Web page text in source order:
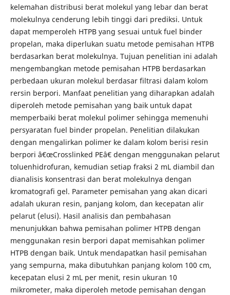
kelemahan distribusi berat molekul yang lebar dan berat
molekulnya cenderung lebih tinggi dari prediksi. Untuk
dapat memperoleh HTPB yang sesuai untuk fuel binder
propelan, maka diperlukan suatu metode pemisahan HTPB
berdasarkan berat molekulnya. Tujuan penelitian ini adalah
mengembangkan metode pemisahan HTPB berdasarkan
perbedaan ukuran molekul berdasar filtrasi dalam kolom
rersin berpori. Manfaat penelitian yang diharapkan adalah
diperoleh metode pemisahan yang baik untuk dapat
memperbaiki berat molekul polimer sehingga memenuhi
persyaratan fuel binder propelan. Penelitian dilakukan
dengan mengalirkan polimer ke dalam kolom berisi resin
berpori â€œCrosslinked PEâ€ dengan menggunakan pelarut
toluenhidrofuran, kemudian setiap fraksi 2 mL diambil dan
dianalisis konsentrasi dan berat molekulnya dengan
kromatografi gel. Parameter pemisahan yang akan dicari
adalah ukuran resin, panjang kolom, dan kecepatan alir
pelarut (elusi). Hasil analisis dan pembahasan
menunjukkan bahwa pemisahan polimer HTPB dengan
menggunakan resin berpori dapat memisahkan polimer
HTPB dengan baik. Untuk mendapatkan hasil pemisahan
yang sempurna, maka dibutuhkan panjang kolom 100 cm,
kecepatan elusi 2 mL per menit, resin ukuran 10
mikrometer, maka diperoleh metode pemisahan dengan